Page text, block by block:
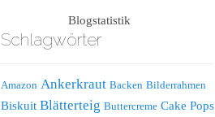
Blogstatistik
Schlagwörter
Amazon Ankerkraut Backen Bilderrahmen
Biskuit Blätterteig Buttercreme Cake Pops